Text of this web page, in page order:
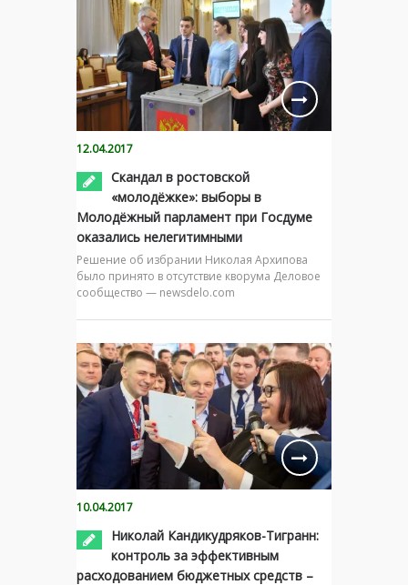
12.04.2017
Скандал в ростовской
«молодёжке»: выборы в
Молодёжный парламент при Госдуме
оказались нелегитимными
Решение об избрании Николая Архипова
было принято в отсутствие кворума Деловое
сообщество — newsdelo.com
10.04.2017
Николай Кандикудряков-Тигранн:
контроль за эффективным
расходованием бюджетных средств –